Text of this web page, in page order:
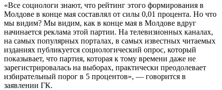
«Все социологи знают, что рейтинг этого формирования в
Молдове в конце мая составлял от силы 0,01 процента. Но что
мы видим? Мы видим, как в конце мая в Молдове вдруг
начинается реклама этой партии. На телевизионных каналах,
на самых популярных порталах, в самых известных читаемых
изданиях публикуется социологический опрос, который
показывает, что партия, которая к тому времени даже не
зарегистрировалась на выборах, практически преодолевает
избирательный порог в 5 процентов», — говорится в
заявлении ГК.